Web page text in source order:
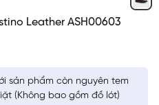
Leather ASH00603
sản phẩm còn nguyên tem
(Không bao gồm đồ lót)